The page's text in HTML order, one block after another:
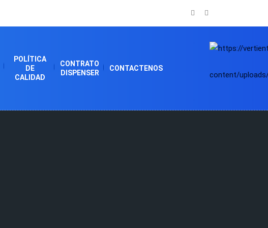
POLÍTICA
DE
CALIDAD
CONTRATO
DISPENSER
CONTACTENOS